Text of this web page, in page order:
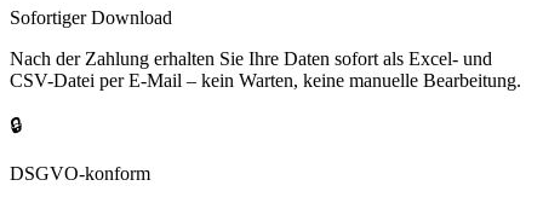
Sofortiger Download
Nach der Zahlung erhalten Sie Ihre Daten sofort als Excel- und
CSV-Datei per E-Mail – kein Warten, keine manuelle Bearbeitung.
🔒
DSGVO-konform